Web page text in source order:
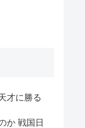
才に勝る
か 戦国日